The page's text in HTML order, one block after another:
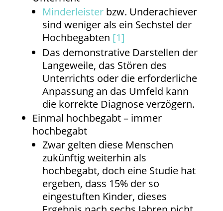
Minderleister bzw. Underachiever
sind weniger als ein Sechstel der
Hochbegabten [1]
Das demonstrative Darstellen der
Langeweile, das Stören des
Unterrichts oder die erforderliche
Anpassung an das Umfeld kann
die korrekte Diagnose verzögern.
Einmal hochbegabt – immer
hochbegabt
Zwar gelten diese Menschen
zukünftig weiterhin als
hochbegabt, doch eine Studie hat
ergeben, dass 15% der so
eingestuften Kinder, dieses